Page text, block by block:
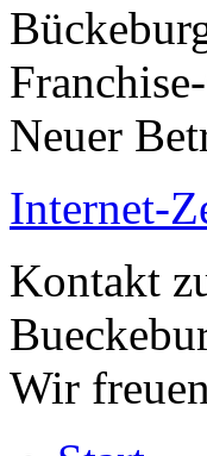
Neuer
Internet-
Kontakt
Wir